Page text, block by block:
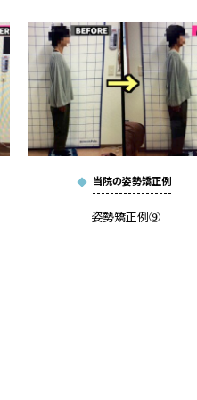
当院の姿勢矯正例
姿勢矯正例⑨